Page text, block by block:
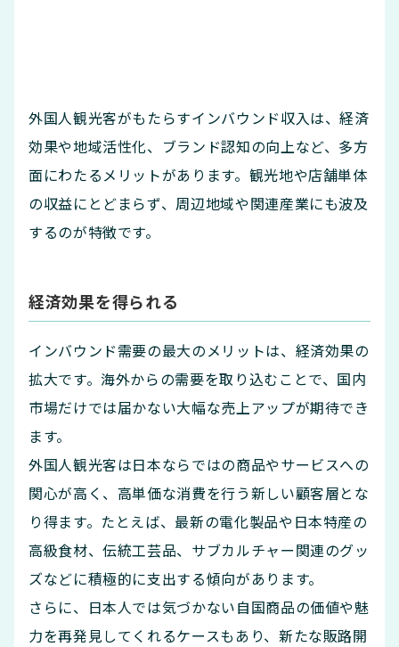
外国人観光客がもたらすインバウンド収入は、経済
効果や地域活性化、ブランド認知の向上など、多方
面にわたるメリットがあります。観光地や店舗単体
の収益にとどまらず、周辺地域や関連産業にも波及
するのが特徴です。
経済効果を得られる
インバウンド需要の最大のメリットは、経済効果の
拡大です。海外からの需要を取り込むことで、国内
市場だけでは届かない大幅な売上アップが期待でき
ます。
外国人観光客は日本ならではの商品やサービスへの
関心が高く、高単価な消費を行う新しい顧客層とな
り得ます。たとえば、最新の電化製品や日本特産の
高級食材、伝統工芸品、サブカルチャー関連のグッ
ズなどに積極的に支出する傾向があります。
さらに、日本人では気づかない自国商品の価値や魅
力を再発見してくれるケースもあり、新たな販路開